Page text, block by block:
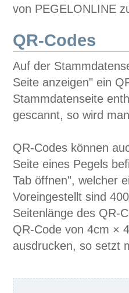
von PEGELONLINE
QR-Codes
Auf der
Seite anzeigen" ein
Stammdatenseite
gescannt, so wird
QR-Codes können
Seite eines Pegels
Tab öffnen", welcher
Voreingestellt sind
Seitenlänge des QR-
QR-Code von 4cm ×
ausdrucken, so setzt